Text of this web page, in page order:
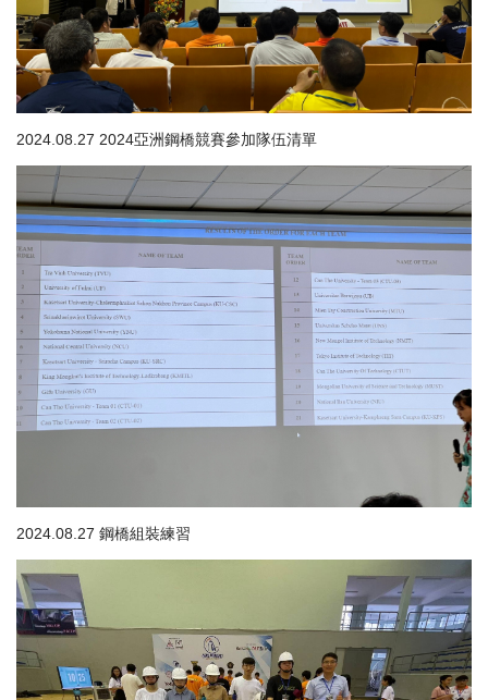
2024.08.27 2024亞洲鋼橋競賽參加隊伍清單
2024.08.27 鋼橋組裝練習